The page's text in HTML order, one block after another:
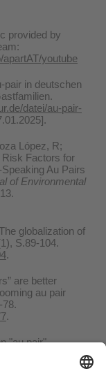
provided by
youtube
pair in deutschen
datei/au-pair-
López, R;
Risk Factors for
Au Pairs
of Environmental
globalization of
S.89-104.
.
are better
au pair
78.
.
"au pair"
Treaty Series Nr.